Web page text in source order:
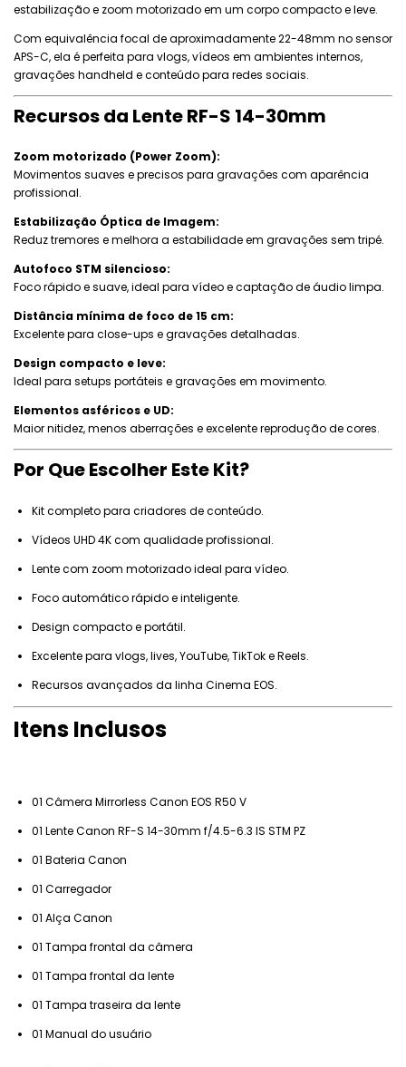
estabilização e zoom motorizado em um corpo compacto e leve.
Com equivalência focal de aproximadamente 22-48mm no sensor
APS-C, ela é perfeita para vlogs, vídeos em ambientes internos,
gravações handheld e conteúdo para redes sociais.
Recursos da Lente RF-S 14-30mm
Zoom motorizado (Power Zoom):
Movimentos suaves e precisos para gravações com aparência
profissional.
Estabilização Óptica de Imagem:
Reduz tremores e melhora a estabilidade em gravações sem tripé.
Autofoco STM silencioso:
Foco rápido e suave, ideal para vídeo e captação de áudio limpa.
Distância mínima de foco de 15 cm:
Excelente para close-ups e gravações detalhadas.
Design compacto e leve:
Ideal para setups portáteis e gravações em movimento.
Elementos asféricos e UD:
Maior nitidez, menos aberrações e excelente reprodução de cores.
Por Que Escolher Este Kit?
Kit completo para criadores de conteúdo.
Vídeos UHD 4K com qualidade profissional.
Lente com zoom motorizado ideal para vídeo.
Foco automático rápido e inteligente.
Design compacto e portátil.
Excelente para vlogs, lives, YouTube, TikTok e Reels.
Recursos avançados da linha Cinema EOS.
Itens Inclusos
01 Câmera Mirrorless Canon EOS R50 V
01 Lente Canon RF-S 14-30mm f/4.5-6.3 IS STM PZ
01 Bateria Canon
01 Carregador
01 Alça Canon
01 Tampa frontal da câmera
01 Tampa frontal da lente
01 Tampa traseira da lente
01 Manual do usuário